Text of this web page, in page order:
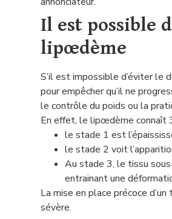
Il est possible
lipœdème
S’il est impossible d’éviter le
pour empêcher qu’il ne
le contrôle du poids ou la
En effet, le lipœdème connaît
le stade 1 est
le stade 2 voit
Au stade 3, le tissu
entrainant une
La mise en place précoce
sévère.